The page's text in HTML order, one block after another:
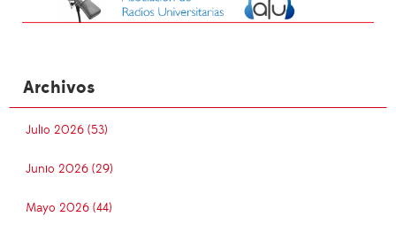
Archivos
Julio 2026 (53)
Junio 2026 (29)
Mayo 2026 (44)